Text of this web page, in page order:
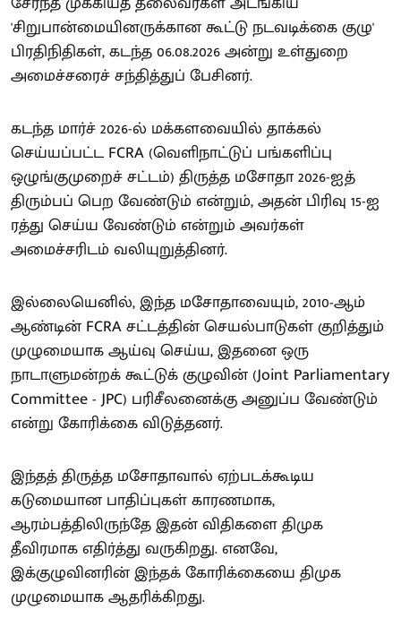
'சிறுபான்மையினருக்கான கூட்டு நடவடிக்கை குழு'
பிரதிநிதிகள், கடந்த 06.08.2026 அன்று உள்துறை
அமைச்சரைச் சந்தித்துப் பேசினர்.
கடந்த மார்ச் 2026-ல் மக்களவையில் தாக்கல்
செய்யப்பட்ட FCRA (வெளிநாட்டுப் பங்களிப்பு
ஒழுங்குமுறைச் சட்டம்) திருத்த மசோதா 2026-ஐத்
திரும்பப் பெற வேண்டும் என்றும், அதன் பிரிவு 15-ஐ
ரத்து செய்ய வேண்டும் என்றும் அவர்கள்
அமைச்சரிடம் வலியுறுத்தினர்.
இல்லையெனில், இந்த மசோதாவையும், 2010-ஆம்
ஆண்டின் FCRA சட்டத்தின் செயல்பாடுகள் குறித்தும்
முழுமையாக ஆய்வு செய்ய, இதனை ஒரு
நாடாளுமன்றக் கூட்டுக் குழுவின் (Joint Parliamentary
Committee - JPC) பரிசீலனைக்கு அனுப்ப வேண்டும்
என்று கோரிக்கை விடுத்தனர்.
இந்தத் திருத்த மசோதாவால் ஏற்படக்கூடிய
கடுமையான பாதிப்புகள் காரணமாக,
ஆரம்பத்திலிருந்தே இதன் விதிகளை திமுக
தீவிரமாக எதிர்த்து வருகிறது. எனவே,
இக்குழுவினரின் இந்தக் கோரிக்கையை திமுக
முழுமையாக ஆதரிக்கிறது.